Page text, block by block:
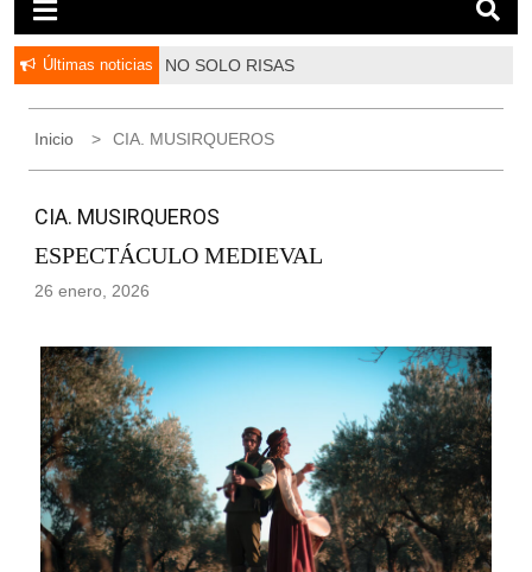
Últimas noticias NO SOLO RISAS
Inicio CIA. MUSIRQUEROS
CIA. MUSIRQUEROS
ESPECTÁCULO MEDIEVAL
26 enero, 2026